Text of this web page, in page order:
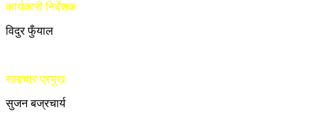
कार्यकारी निर्देशक
विदुर फुँयाल
समाचार प्रमुख
सुजन बज्रचार्य